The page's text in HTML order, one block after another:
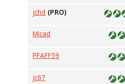
jchd (PRO)
Micad
PFAFF59
jc67